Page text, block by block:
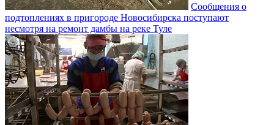
Сообщения о
подтоплениях в пригороде Новосибирска поступают
несмотря на ремонт дамбы на реке Туле